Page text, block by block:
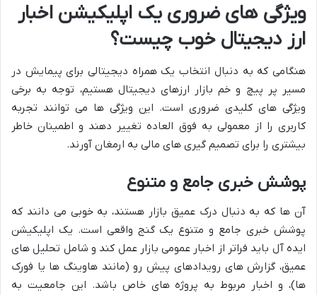
ویژگی های ضروری یک اپلیکیشن اخبار
ارز دیجیتال خوب چیست؟
هنگامی که به دنبال انتخاب یک همراه دیجیتالی برای پیمایش در
مسیر پر پیچ و خم بازار ارزهای دیجیتال هستیم، توجه به برخی
ویژگی های کلیدی ضروری است. این ویژگی ها می توانند تجربه
کاربری را از معمولی به فوق العاده تغییر دهند و اطمینان خاطر
بیشتری را برای تصمیم گیری های مالی به ارمغان آورند.
پوشش خبری جامع و متنوع
آن ها که به دنبال درک عمیق بازار هستند، به خوبی می دانند که
پوشش خبری جامع و متنوع یک گنج واقعی است. یک اپلیکیشن
ایده آل باید فراتر از اخبار عمومی بازار عمل کند و شامل تحلیل های
عمیق، گزارش های رویدادهای پیش رو (مانند هاوینگ ها یا فورک
ها)، و اخبار مربوط به پروژه های خاص باشد. این جامعیت به